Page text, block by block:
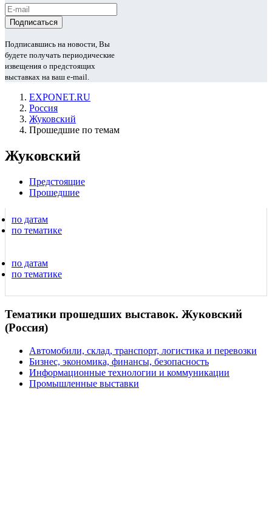
Подписавшись на новости, Вы
будете получать периодические
извещения о предстоящих
выставках на ваш e-mail.
EXPONET.RU
Россия
Жуковский
Прошедшие по темам
Жуковский
Предстоящие
Прошедшие
по датам
по тематике
по датам
по тематике
Тематики прошедших выставок. Жуковский
(Россия)
Автомобили, склад, транспорт, логистика и перевозки
Бизнес, экономика, финансы, безопасность
Информационные технологии и коммуникации
Промышленные выставки